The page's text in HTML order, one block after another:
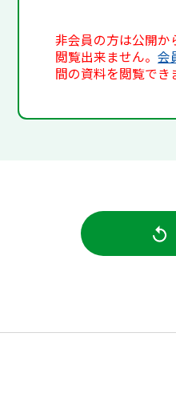
非会員の方は公開か
閲覧出来ません。会
間の資料を閲覧でき